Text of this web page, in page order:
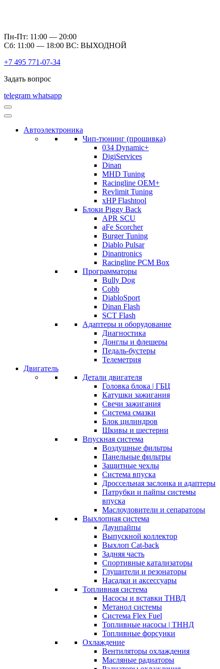
Пн-Пт: 11:00 — 20:00
Сб: 11:00 — 18:00 ВС: ВЫХОДНОЙ
+7 495 771-07-34
Задать вопрос
telegram whatsapp
Автоэлектроника
Чип-тюнинг (прошивка)
034 Dynamic+
DigiServices
Dinan
MHD Tuning
Racingline OEM+
Revlimit Tuning
xHP Flashtool
Блоки Piggy Back
APR SCU
aFe Scorcher
Burger Tuning
Diablo Pulsar
Dinantronics
Racingline PCM Box
Программаторы
Bully Dog
Cobb
DiabloSport
Dinan Flash
SCT Flash
Адаптеры и оборудование
Диагностика
Донглы и флешеры
Педаль-бустеры
Телеметрия
Двигатель
Детали двигателя
Головка блока | ГБЦ
Катушки зажигания
Свечи зажигания
Система смазки
Блок цилиндров
Шкивы и шестерни
Впускная система
Воздушные фильтры
Панельные фильтры
Защитные чехлы
Система впуска
Дроссельная заслонка и адаптеры
Патрубки и пайпы системы
впуска
Маслоуловители и сепараторы
Выхлопная система
Даунпайпы
Выпускной коллектор
Выхлоп Cat-back
Задняя часть
Спортивные катализаторы
Глушители и резонаторы
Насадки и аксессуары
Топливная система
Насосы и вставки ТНВД
Метанол системы
Система Flex Fuel
Топливные насосы | ТННД
Топливные форсунки
Охлаждение
Вентиляторы охлаждения
Масляные радиаторы